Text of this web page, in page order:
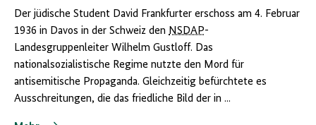
Der jüdische Student David Frankfurter erschoss am 4. Februar
1936 in Davos in der Schweiz den NSDAP-
Landesgruppenleiter Wilhelm Gustloff. Das
nationalsozialistische Regime nutzte den Mord für
antisemitische Propaganda. Gleichzeitig befürchtete es
Ausschreitungen, die das friedliche Bild der in ...